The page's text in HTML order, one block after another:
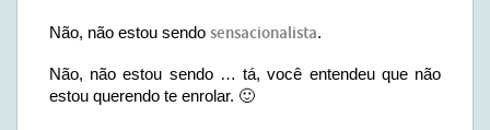
Não, não estou sendo sensacionalista.
Não, não estou sendo … tá, você entendeu que não
estou querendo te enrolar. 🙂